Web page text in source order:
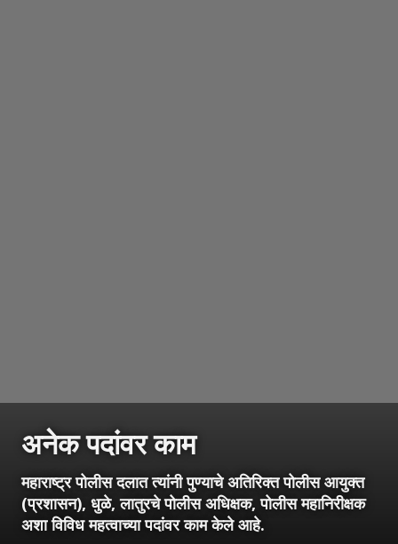
अनेक पदांवर काम
महाराष्ट्र पोलीस दलात त्यांनी पुण्याचे अतिरिक्त पोलीस आयुक्त
(प्रशासन), धुळे, लातुरचे पोलीस अधिक्षक, पोलीस महानिरीक्षक
अशा विविध महत्वाच्या पदांवर काम केले आहे.